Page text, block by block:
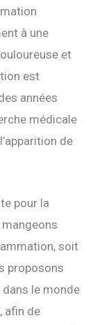
à une
et
est
années
médicale
de
pour la
mangeons
soit
proposons
le monde
afin de